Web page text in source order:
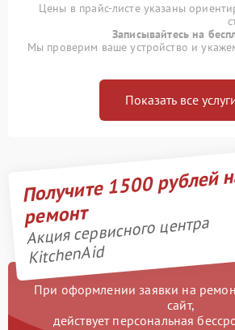
Цены в прайс-листе указаны
Записывайтесь на
Мы проверим ваше устройство и
Показать все
Получите 1500 рублей
ремонт
Акция сервисного центра
KitchenAid
При оформлении заявки на
сайт,
действует персональная